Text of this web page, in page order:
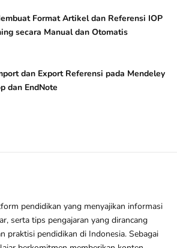
Format Artikel dan Referensi IOP
secara Manual dan Otomatis
dan Export Referensi pada Mendeley
dan EndNote
pendidikan yang menyajikan informasi
serta tips pengajaran yang dirancang
praktisi pendidikan di Indonesia. Sebagai